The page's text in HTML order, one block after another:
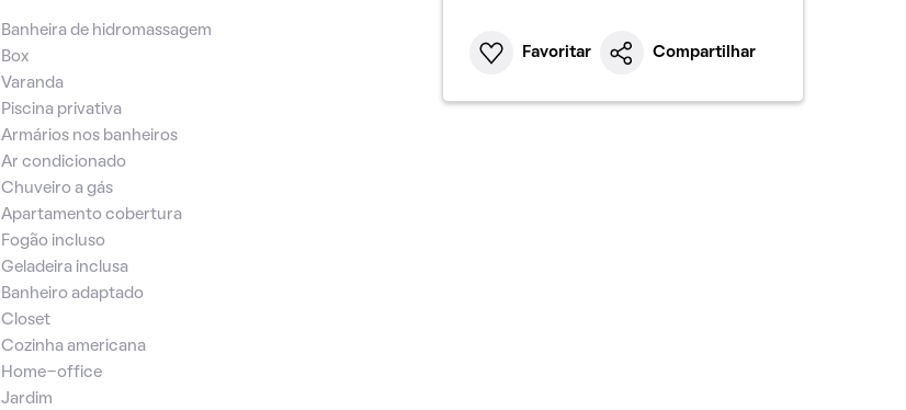
Banheira de hidromassagem
Box
Varanda
Piscina privativa
Armários nos banheiros
Ar condicionado
Chuveiro a gás
Apartamento cobertura
Fogão incluso
Geladeira inclusa
Banheiro adaptado
Closet
Cozinha americana
Home-office
Jardim
Favoritar Compartilhar